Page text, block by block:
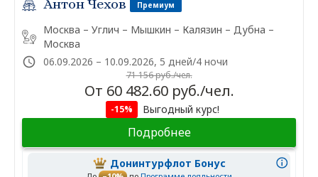
Антон Чехов Премиум
Москва – Углич – Мышкин – Калязин – Дубна –
Москва
06.09.2026 – 10.09.2026, 5 дней/4 ночи
71 156 руб./чел.
От 60 482.60 руб./чел.
-15% Выгодный курс!
Подробнее
Донинтурфлот Бонус